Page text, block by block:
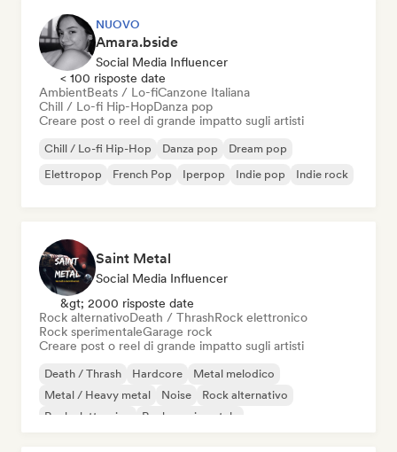
NUOVO
Amara.bside
Social Media Influencer
< 100 risposte date
AmbientBeats / Lo-fiCanzone Italiana
Chill / Lo-fi Hip-HopDanza pop
Creare post o reel di grande impatto sugli artisti
Chill / Lo-fi Hip-Hop Danza pop
Dream pop
Elettropop
French Pop Iperpop Indie pop Indie rock
Saint Metal
Social Media Influencer
&gt; 2000 risposte date
Rock alternativoDeath / ThrashRock elettronico
Rock sperimentaleGarage rock
Creare post o reel di grande impatto sugli artisti
Death / Thrash Hardcore
Metal melodico
Metal / Heavy metal
Noise
Rock alternativo
Rock elettronico
Rock sperimentale